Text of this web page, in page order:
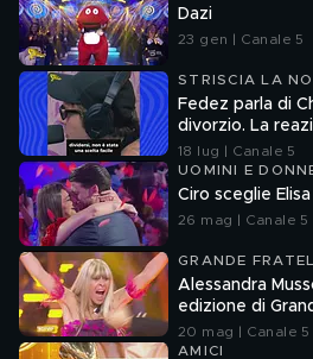
Dazi
23 gen | Canale 5
STRISCIA LA
Fedez parla di
divorzio. La
18 lug | Canale 5
UOMINI E
Ciro sceglie Elisa
26 mag | Canale 5
GRANDE
Alessandra
edizione di
20 mag | Canale 5
AMICI